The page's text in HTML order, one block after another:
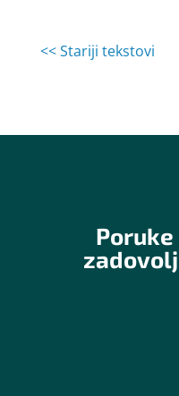
<< Stariji tekstovi